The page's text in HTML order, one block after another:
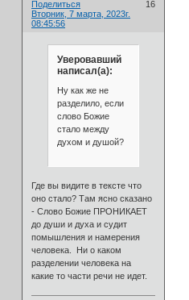
Поделиться
16
Вторник, 7 марта, 2023г.
08:45:56
Уверовавший
написал(а):
Ну как же не
разделило, если
слово Божие
стало между
духом и душой?
Где вы видите в тексте что
оно стало? Там ясно сказано
- Слово Божие ПРОНИКАЕТ
до души и духа и судит
помышления и намерения
человека. Ни о каком
разделении человека на
какие то части речи не идет.